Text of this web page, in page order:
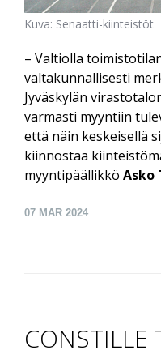
Kuva: Senaatti-kiinteistöt
– Valtiolla
valtakunnallisesti
Jyväskylän
varmasti myyntiin
että näin keskeisellä
kiinnostaa
myyntipäällikkö Asko
07 MAR 2024
CONSTILLE